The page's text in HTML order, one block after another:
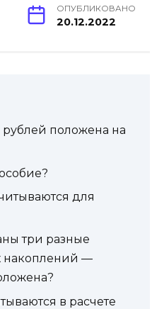
ОПУБЛИКОВАНО
20.12.2022
рублей положена на
для
три разные
накоплений —
в расчете